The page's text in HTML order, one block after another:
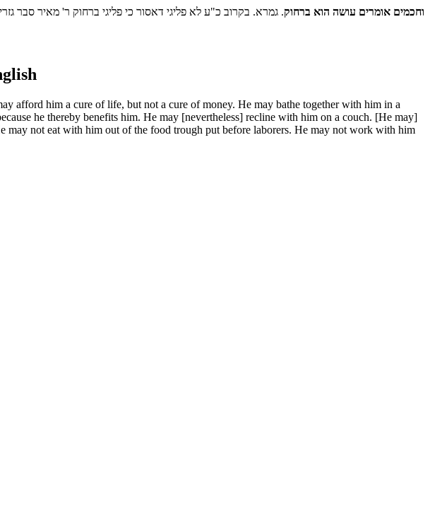
וחכמים אומרים עושה הוא ברחוק. גמרא. בקרוב כ"ע לא פליגי דאסור כי פליגי ברחוק ר' מאיר סבר
afford him a cure of life, but not a cure of money. He may bathe together with him in a
he thereby benefits him. He may [nevertheless] recline with him on a couch. [He may]
not eat with him out of the food trough put before laborers. He may not work with him